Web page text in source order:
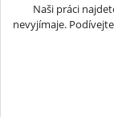
Naši práci
nevyjímaje.